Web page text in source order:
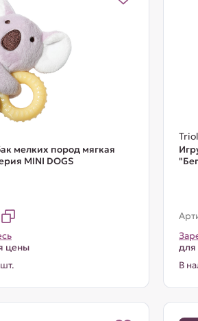
мелких пород мягкая
MINI DOGS
цены
Triol
для
В